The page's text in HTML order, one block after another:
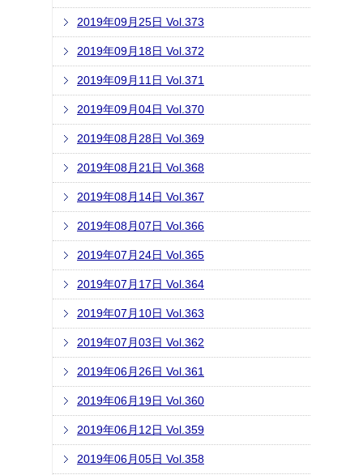
2019年09月25日 Vol.373
2019年09月18日 Vol.372
2019年09月11日 Vol.371
2019年09月04日 Vol.370
2019年08月28日 Vol.369
2019年08月21日 Vol.368
2019年08月14日 Vol.367
2019年08月07日 Vol.366
2019年07月24日 Vol.365
2019年07月17日 Vol.364
2019年07月10日 Vol.363
2019年07月03日 Vol.362
2019年06月26日 Vol.361
2019年06月19日 Vol.360
2019年06月12日 Vol.359
2019年06月05日 Vol.358